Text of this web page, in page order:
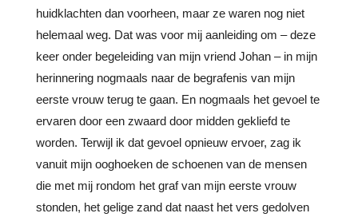
huidklachten dan voorheen, maar ze waren nog niet
helemaal weg. Dat was voor mij aanleiding om – deze
keer onder begeleiding van mijn vriend Johan – in mijn
herinnering nogmaals naar de begrafenis van mijn
eerste vrouw terug te gaan. En nogmaals het gevoel te
ervaren door een zwaard door midden gekliefd te
worden. Terwijl ik dat gevoel opnieuw ervoer, zag ik
vanuit mijn ooghoeken de schoenen van de mensen
die met mij rondom het graf van mijn eerste vrouw
stonden, het gelige zand dat naast het vers gedolven